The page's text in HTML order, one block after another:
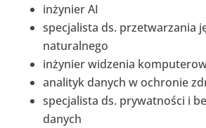
inżynier AI
specjalista ds. przetwarzania
naturalnego
inżynier widzenia
analityk danych w ochronie
specjalista ds. prywatności i
danych